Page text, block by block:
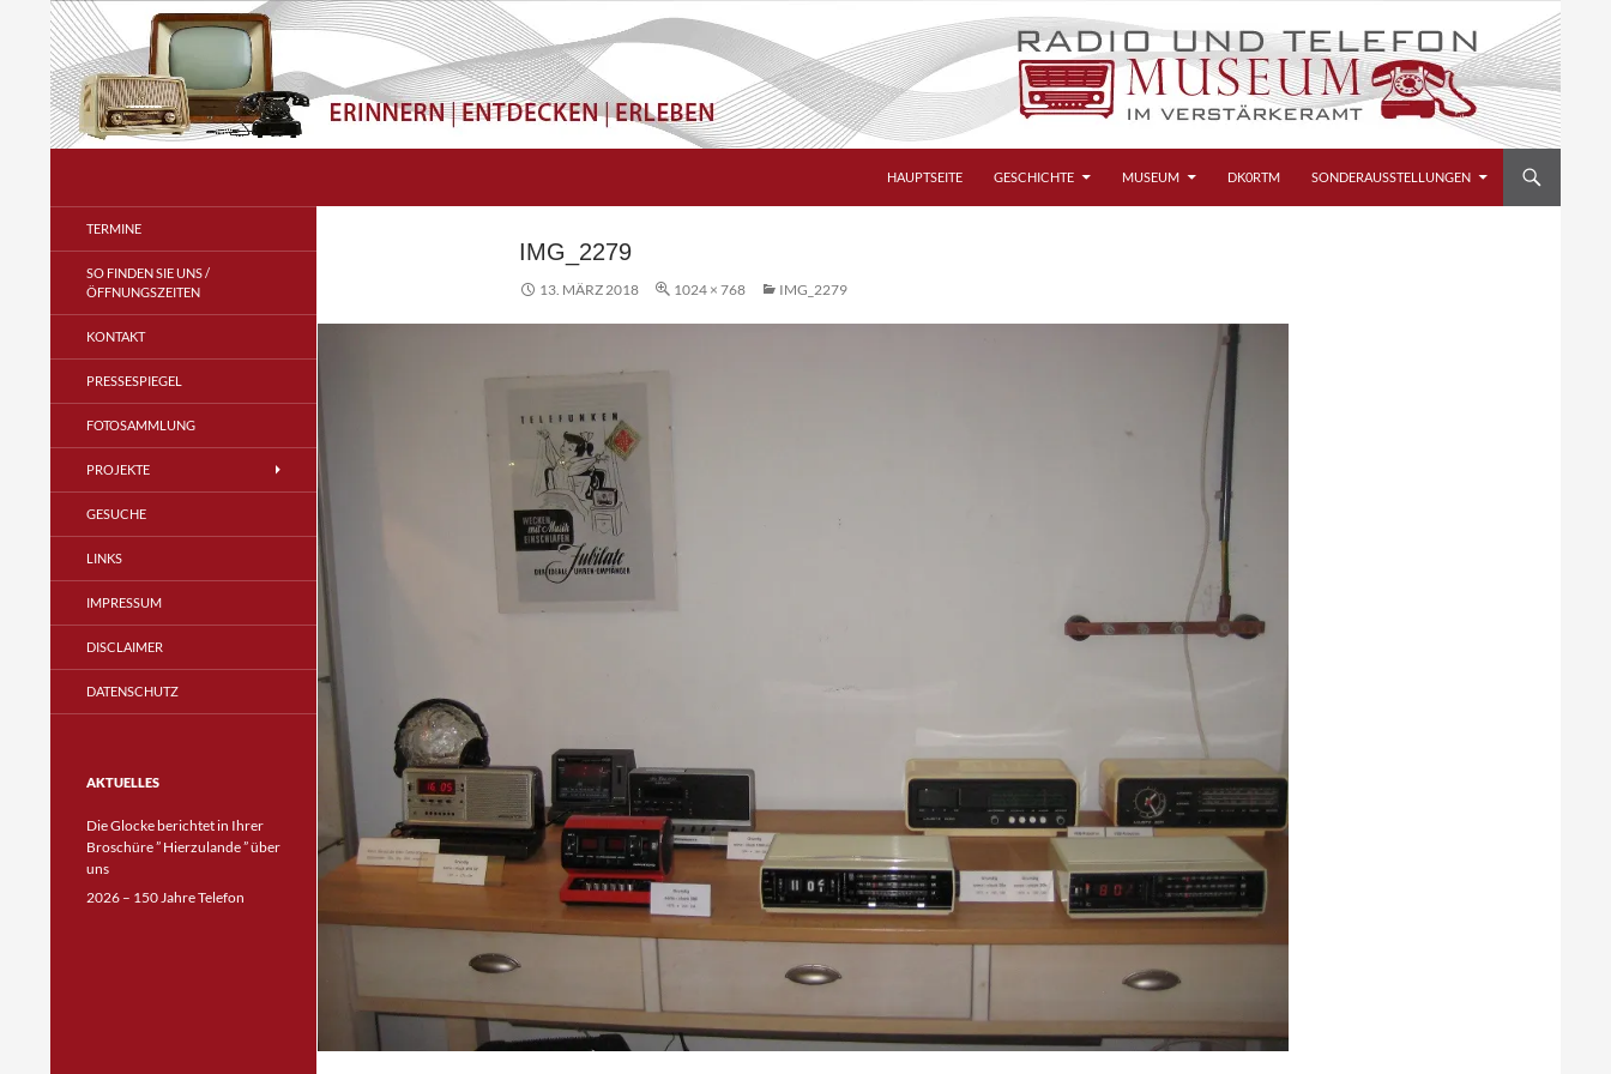
springen
HAUPTSEITE GESCHICHTE MUSEUM DK0RTM SONDERAUSSTELLUNGEN
IMG_2279
13. MÄRZ 2018 1024 × 768 IMG_2279
TERMINE
SO FINDEN SIE UNS /
ÖFFNUNGSZEITEN
KONTAKT
PRESSESPIEGEL
FOTOSAMMLUNG
PROJEKTE
GESUCHE
LINKS
IMPRESSUM
DISCLAIMER
DATENSCHUTZ
AKTUELLES
Die Glocke berichtet in Ihrer
Broschüre ” Hierzulande ” über
uns
2026 – 150 Jahre Telefon